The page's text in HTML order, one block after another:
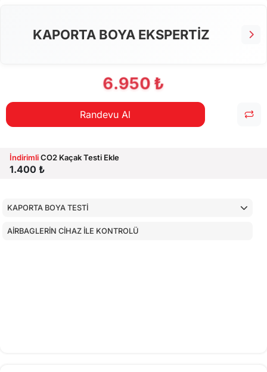
KAPORTA BOYA EKSPERTİZ
6.950 ₺
Randevu Al
İndirimliCO2 Kaçak Testi Ekle
1.400 ₺
KAPORTA BOYA TESTİ
AİRBAGLERİN CİHAZ İLE KONTROLÜ